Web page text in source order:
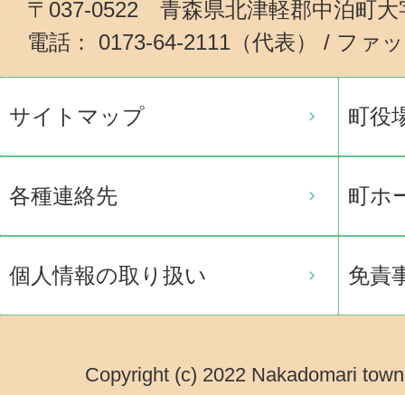
〒037-0522 青森県北津軽郡中泊町大
電話： 0173-64-2111（代表） / ファ
サイトマップ 町役
各種連絡先 町ホ
個人情報の取り扱い 免責
Copyright (c) 2022 Nakadomari